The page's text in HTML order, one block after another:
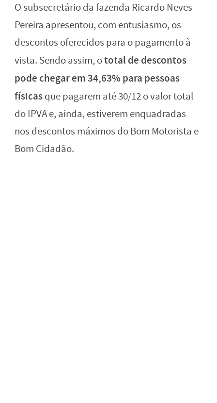
O subsecretário da fazenda Ricardo Neves
Pereira apresentou, com entusiasmo, os
descontos oferecidos para o pagamento à
vista. Sendo assim, ototal de descontos
pode chegar em 34,63% para pessoas
físicasque pagarem até 30/12 o valor total
do IPVA e, ainda, estiverem enquadradas
nos descontos máximos do Bom Motorista e
Bom Cidadão.